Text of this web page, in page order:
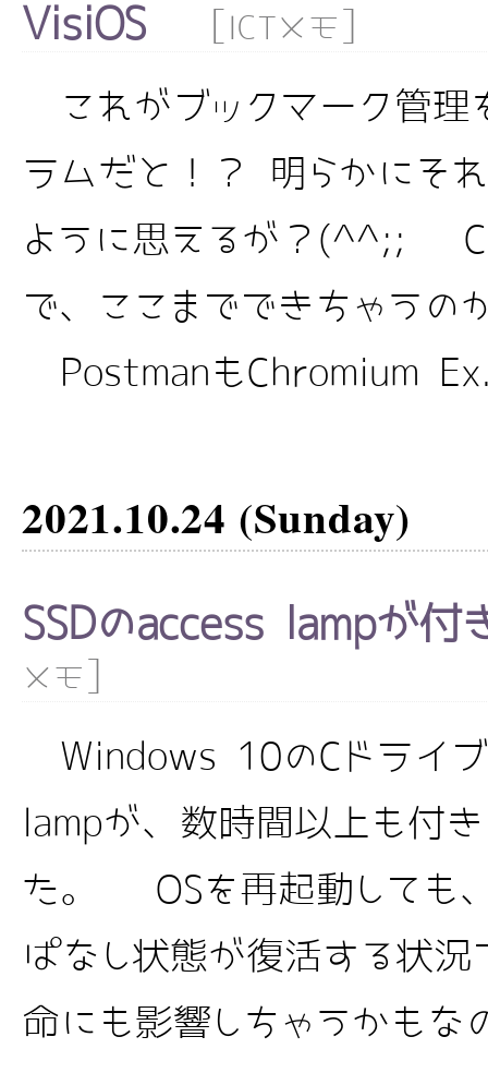
VisiOS ICTメモ
これがブックマーク管理
ラムだと！？ 明らかにそ
ように思えるが？(^^;;
で、ここまでできちゃう
PostmanもChromium
2021.10.24 (Sunday)
SSDのaccess lampが付
メモ
Windows 10のCドライブ
lampが、数時間以上も付
た。 OSを再起動しても
ぱなし状態が復活する状
命にも影響しちゃうかもな